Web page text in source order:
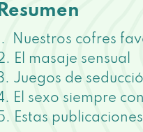
Resumen
Nuestros cofres
El masaje sensual
Juegos de
El sexo siempre
Estas